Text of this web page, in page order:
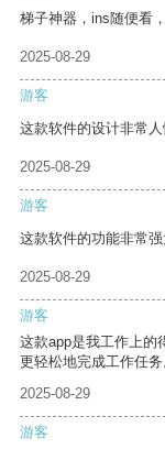
梯子神器，ins随便看
2025-08-29
游客
这款软件的设计非常人
2025-08-29
游客
这款软件的功能非常
2025-08-29
游客
这款app是我工作上的
更轻松地完成工作任务
2025-08-29
游客